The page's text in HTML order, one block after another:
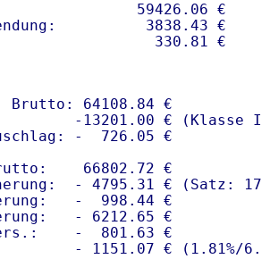
59426.06 €
3838.43 €
64108.84 €
-13201.00 € (Klasse I)
-  726.05 €
66802.72 €
- 4795.31 € (Satz:
-  998.44 €
- 6212.65 €
-  801.63 €
- 1151.07 € ( 1.81%/